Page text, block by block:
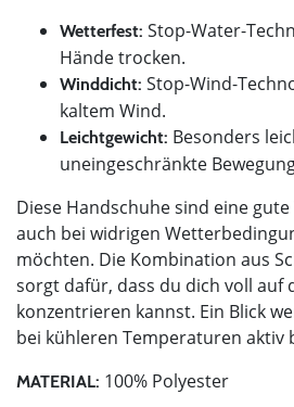
Wetterfest: Stop-Water-
Hände trocken.
Winddicht: Stop-Wind-
kaltem Wind.
Leichtgewicht: Besonders
uneingeschränkte
Diese Handschuhe sind eine
auch bei widrigen
möchten. Die Kombination aus
sorgt dafür, dass du dich voll auf
konzentrieren kannst. Ein Blick
bei kühleren Temperaturen aktiv
MATERIAL: 100% Polyester